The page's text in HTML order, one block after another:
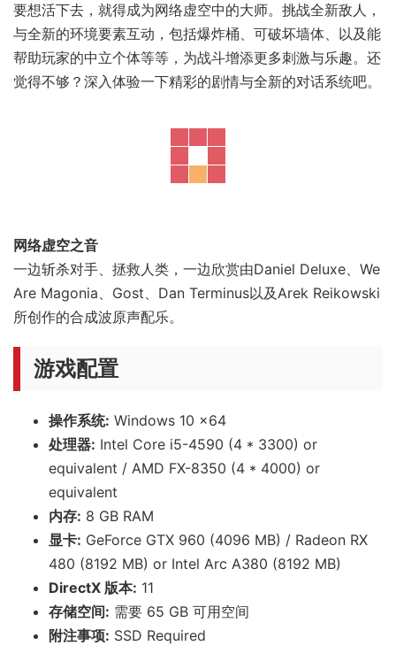
要想活下去，就得成为网络虚空中的大师。挑战全新敌人，
与全新的环境要素互动，包括爆炸桶、可破坏墙体、以及能
帮助玩家的中立个体等等，为战斗增添更多刺激与乐趣。还
觉得不够？深入体验一下精彩的剧情与全新的对话系统吧。
网络虚空之音
一边斩杀对手、拯救人类，一边欣赏由Daniel Deluxe、We
Are Magonia、Gost、Dan Terminus以及Arek Reikowski
所创作的合成波原声配乐。
游戏配置
操作系统: Windows 10 x64
处理器: Intel Core i5-4590 (4 * 3300) or
equivalent / AMD FX-8350 (4 * 4000) or
equivalent
内存: 8 GB RAM
显卡: GeForce GTX 960 (4096 MB) / Radeon RX
480 (8192 MB) or Intel Arc A380 (8192 MB)
DirectX 版本: 11
存储空间: 需要 65 GB 可用空间
附注事项: SSD Required